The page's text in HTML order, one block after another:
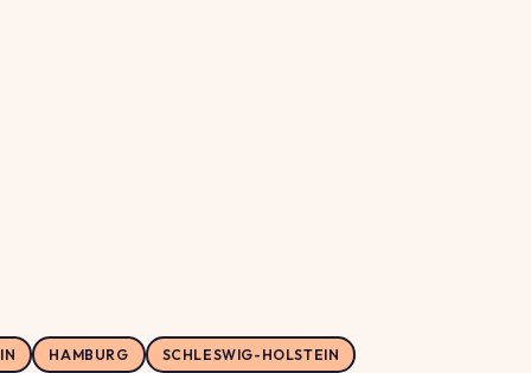
HAMBURG SCHLESWIG-HOLSTEIN